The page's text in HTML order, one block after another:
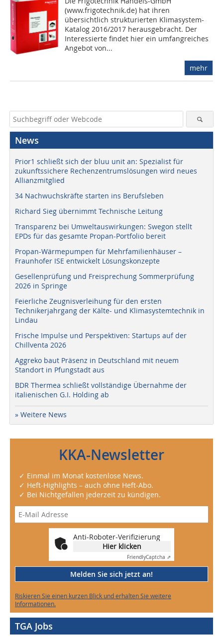
(www.frigotechnik.de) hat ihren
übersichtlich strukturierten Klimasystem-
Katalog 2016/2017 herausgebracht. Der
Interessierte findet hier ein umfangreiches
Angebot von...
mehr
News
Prior1 schließt sich der bluu unit an: Spezialist für
zukunftssichere Rechenzentrumslösungen wird neues
Allianzmitglied
34 Nachwuchskräfte starten ins Berufsleben
Richard Sieg übernimmt Technische Leitung
Transparenz bei Umweltauswirkungen: Swegon stellt
EPDs für das gesamte Propan-Portfolio bereit
Propan-Wärmepumpen für Mehrfamilienhäuser –
Fraunhofer ISE entwickelt Lösungskonzepte
Gesellenprüfung und Freisprechung Sommerprüfung
2026 in Springe
Feierliche Zeugnisverleihung für den ersten
Technikerjahrgang der Kälte- und Klimasystemtechnik in
Lindau
Frische Impulse und Perspektiven: Startups auf der
Chillventa 2026
Aggreko baut Präsenz in Deutschland mit neuem
Standort in Pfungstadt aus
BDR Thermea schließt vollständige Übernahme der
italienischen G.I. Holding ab
» Weitere News
KKA-Newsletter
✓ Einmal im Monat kostenlose News.
✓ Heft-Highlights – auch ohne Heft-Abo.
✓ Bei Nichtgefallen jederzeit zu kündigen.
Anti-Roboter-Verifizierung
Hier klicken
FriendlyCaptcha ⇗
Melden Sie sich jetzt an!
Riskieren Sie einen kurzen Blick und erhalten Sie weitere
Informationen.
TGA Jobs